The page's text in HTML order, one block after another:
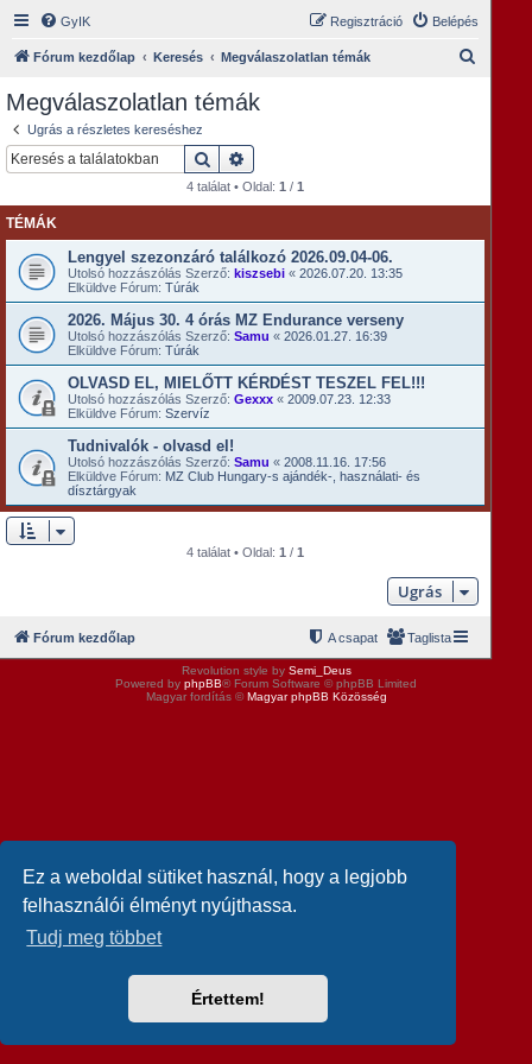
Ez a weboldal sütiket használ, hogy a legjobb
felhasználói élményt nyújthassa.
Tudj meg többet
Értettem!
GyIK Belépés
Regisztráció
Fórum kezdőlap Keresés Megválaszolatlan témák
Megválaszolatlan témák
Ugrás a részletes kereséshez
Keresés
4 találat • Oldal:1 /1
TÉMÁK
Lengyel szezonzáró találkozó 2026.09.04-06.
Utolsó hozzászólás Szerző: kiszsebi « 2026.07.20. 13:35
Elküldve Fórum: Túrák
2026. Május 30. 4 órás MZ Endurance verseny
Utolsó hozzászólás Szerző: Samu « 2026.01.27. 16:39
Elküldve Fórum: Túrák
OLVASD EL, MIELŐTT KÉRDÉST TESZEL FEL!!!
Utolsó hozzászólás Szerző: Gexxx « 2009.07.23. 12:33
Elküldve Fórum: Szervíz
Tudnivalók - olvasd el!
Utolsó hozzászólás Szerző: Samu « 2008.11.16. 17:56
Elküldve Fórum: MZ Club Hungary-s ajándék-, használati- és
dísztárgyak
4 találat • Oldal:1 /1
Ugrás
Fórum kezdőlap Taglista
A csapat
Revolution style by Semi_Deus
Powered by phpBB® Forum Software © phpBB Limited
Magyar fordítás ©Magyar phpBB Közösség